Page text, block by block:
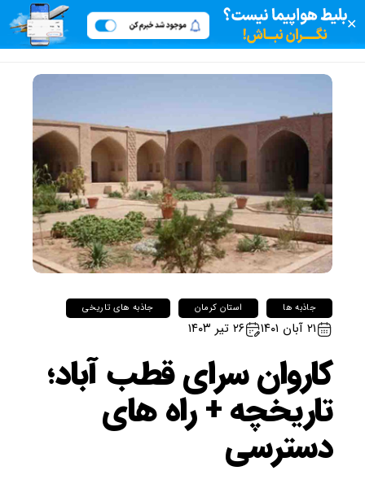
✕
جاذبه ها استان کرمان جاذبه های تاریخی
۲۱ آبان ۱۴۰۱ ۲۶ تیر ۱۴۰۳
کاروان سرای قطب آباد؛
تاریخچه + راه های
دسترسی